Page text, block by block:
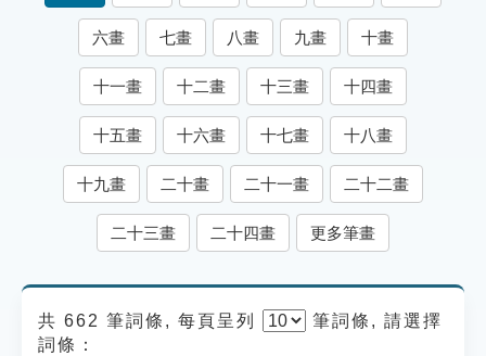
知識索引
單字索引
生命大百科索引
遊戲專區
貓頭鷹博士
六畫 七畫 八畫 九畫 十畫
十一畫 十二畫 十三畫 十四畫
十五畫 十六畫 十七畫 十八畫
十九畫 二十畫 二十一畫 二十二畫
二十三畫 二十四畫 更多筆畫
共 662 筆詞條, 每頁呈列 筆詞條, 請選擇
詞條：